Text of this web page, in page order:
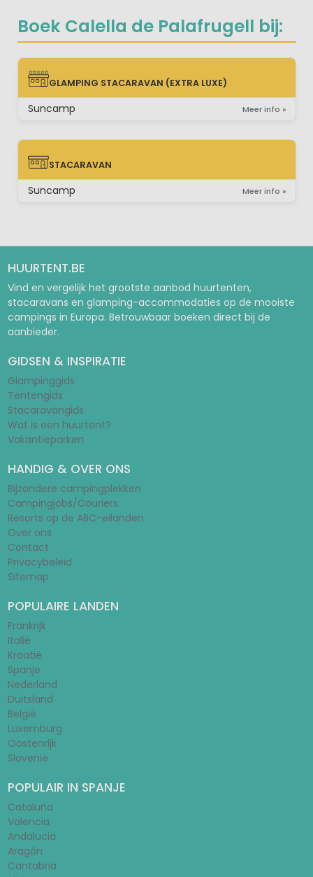
Boek Calella de Palafrugell bij:
GLAMPING STACARAVAN (EXTRA LUXE)
GLAMPING STACARAVAN (EXTRA LUXE)
Suncamp Meer info »
STACARAVAN
STACARAVAN
Suncamp Meer info »
HUURTENT.BE
Vind en vergelijk het grootste aanbod huurtenten,
stacaravans en glamping-accommodaties op de mooiste
campings in Europa. Betrouwbaar boeken direct bij de
aanbieder.
GIDSEN & INSPIRATIE
Glampinggids
Tentengids
Stacaravangids
Wat is een huurtent?
Vakantieparken
HANDIG & OVER ONS
Bijzondere campingplekken
Campingjobs/Couriers
Resorts op de ABC-eilanden
Over ons
Contact
Privacybeleid
Sitemap
POPULAIRE LANDEN
Frankrijk
Italië
Kroatië
Spanje
Nederland
Duitsland
België
Luxemburg
Oostenrijk
Slovenië
POPULAIR IN SPANJE
Cataluña
Valencia
Andalucia
Aragón
Cantabria